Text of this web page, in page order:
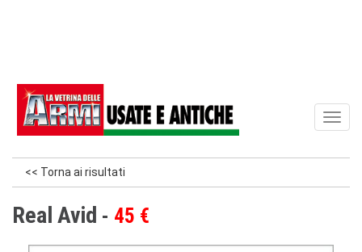
<< Torna ai risultati
Real Avid 45 €